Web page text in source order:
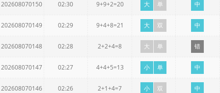
202608070150 02:30 9+9+2=20 大 单 中
202608070149 02:29 9+4+8=21 大 双 中
202608070148 02:28 2+2+4=8 大 单 错
202608070147 02:27 4+4+5=13 小 单 中
202608070146 02:26 2+1+4=7 小 双 中